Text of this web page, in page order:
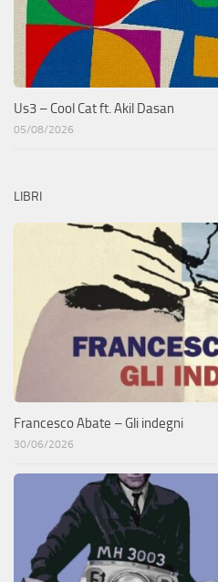
Us3 – Cool Cat ft. Akil Dasan
05/08/2026
LIBRI
Francesco Abate – Gli indegni
30/06/2026